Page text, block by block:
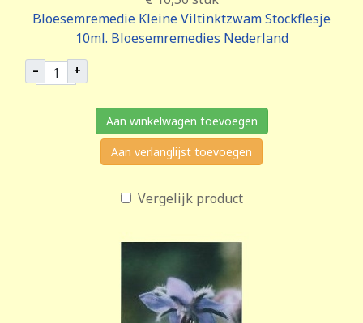
Bloesemremedie Kleine Viltinktzwam Stockflesje
10ml. Bloesemremedies Nederland
– +
Aan winkelwagen toevoegen
Aan verlanglijst toevoegen
Vergelijk product